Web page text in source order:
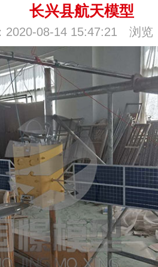
长兴县航天模型
2020-08-14 15:47:21 浏览